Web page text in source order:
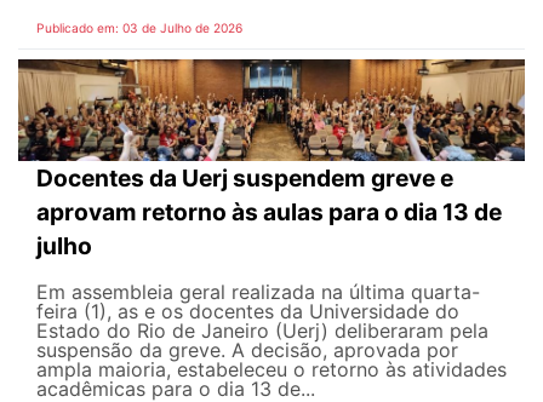
Publicado em: 03 de Julho de 2026
Docentes da Uerj suspendem greve e
aprovam retorno às aulas para o dia 13 de
julho
Em assembleia geral realizada na última quarta-
feira (1), as e os docentes da Universidade do
Estado do Rio de Janeiro (Uerj) deliberaram pela
suspensão da greve. A decisão, aprovada por
ampla maioria, estabeleceu o retorno às atividades
acadêmicas para o dia 13 de...